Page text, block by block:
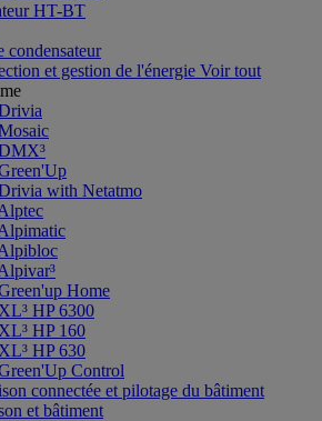
HT-BT
condensateur
et gestion de l'énergie Voir tout
with Netatmo
Home
HP 6300
HP 160
HP 630
Control
connectée et pilotage du bâtiment
et bâtiment